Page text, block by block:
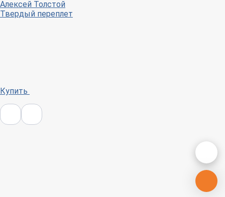
Алексей Толстой
Твердый переплет
Купить